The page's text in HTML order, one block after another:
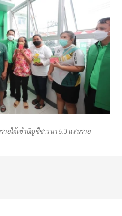
ายได้เข้าบัญชีชาวนา 5.3 แสนราย